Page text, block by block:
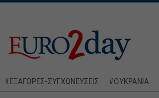
#ΕΞΑΓΟΡΕΣ-ΣΥΓΧΩΝΕΥΣΕΙΣ #ΟΥΚΡΑΝΙΑ